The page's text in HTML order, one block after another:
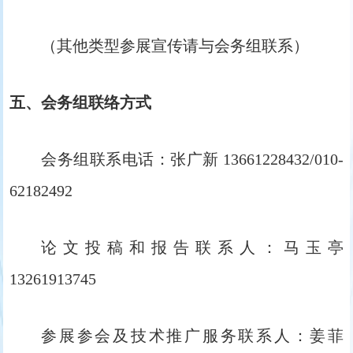
（其他类型参展宣传请与会务组联系）
五、会务组联络方式
会务组联系电话：张广新 13661228432/010-
62182492
论文投稿和报告联系人：马玉亭
13261913745
参展参会及技术推广服务联系人：姜菲